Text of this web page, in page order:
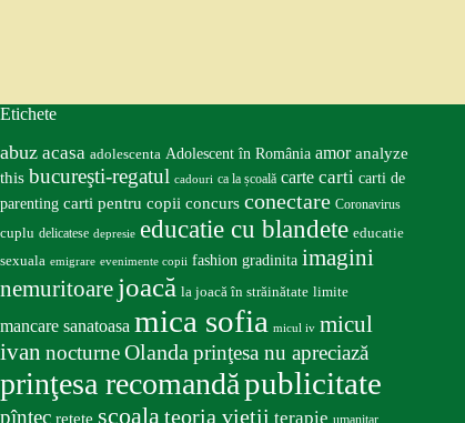
Etichete
abuz acasa adolescenta Adolescent în România amor analyze
this bucureşti-regatul cadouri ca la școală carte carti carti de
parenting carti pentru copii concurs conectare Coronavirus
cuplu delicatese depresie educatie cu blandete educatie
sexuala emigrare evenimente copii fashion gradinita imagini
nemuritoare joacă la joacă în străinătate limite
mancare sanatoasa mica sofia micul iv micul
ivan nocturneOlanda prinţesa nu apreciază
prinţesa recomandăpublicitate
pîntec retete scoala teoria vieţii terapie umanitar